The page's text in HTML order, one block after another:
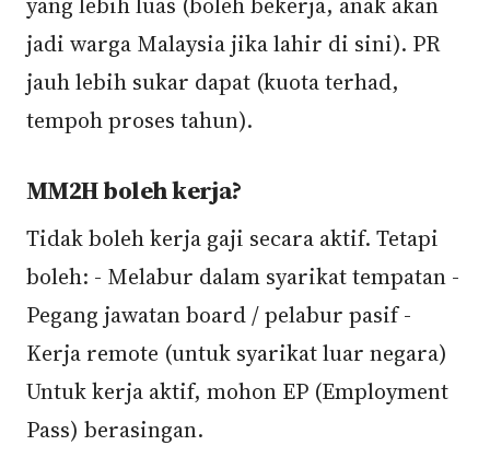
jadi warga Malaysia jika lahir di sini). PR
jauh lebih sukar dapat (kuota terhad,
tempoh proses tahun).
MM2H boleh kerja?
Tidak boleh kerja gaji secara aktif. Tetapi
boleh: - Melabur dalam syarikat tempatan -
Pegang jawatan board / pelabur pasif -
Kerja remote (untuk syarikat luar negara)
Untuk kerja aktif, mohon EP (Employment
Pass) berasingan.